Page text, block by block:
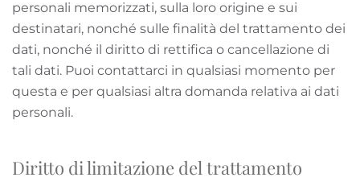
personali memorizzati, sulla loro origine e sui
destinatari, nonché sulle finalità del trattamento dei
dati, nonché il diritto di rettifica o cancellazione di
tali dati. Puoi contattarci in qualsiasi momento per
questa e per qualsiasi altra domanda relativa ai dati
personali.
Diritto di limitazione del trattamento